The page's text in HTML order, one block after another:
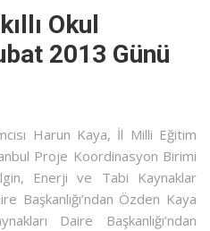
Okul
2013 Günü
Harun Kaya, İl Milli Eğitim
Proje Koordinasyon Birimi
Enerji ve Tabi Kaynaklar
Başkanlığı’ndan Özden Kaya
Daire Başkanlığı’ndan